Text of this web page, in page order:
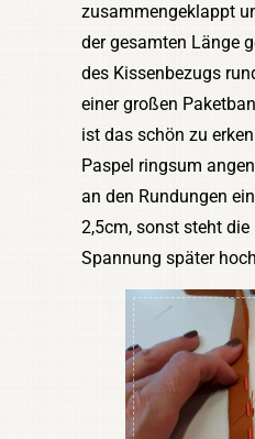
zusammengeklappt
der gesamten Länge
des Kissenbezugs
einer großen
ist das schön zu
Paspel ringsum
an den Rundungen
2,5cm, sonst steht
Spannung später